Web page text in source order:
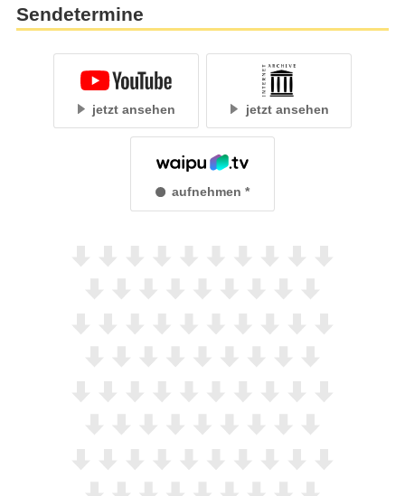
Sendetermine
jetzt ansehen jetzt ansehen
aufnehmen